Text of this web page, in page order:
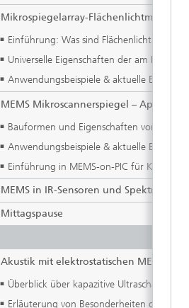
Mikrospiegelarray-
Einführung: Was sind
Universelle Eigenschaften der am
Anwendungsbeispiele & aktuelle
MEMS Mikroscannerspiegel –
Bauformen und Eigenschaften von
Anwendungsbeispiele & aktuelle
Einführung in MEMS-on-PIC für
MEMS in IR-Sensoren und
Mittagspause
Akustik mit elektrostatischen MEMS:
Überblick über kapazitive
Erläuterung von Besonderheiten der